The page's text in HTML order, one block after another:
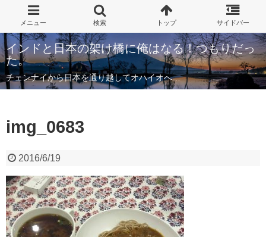
インドと日本の架け橋に俺はなる！つもりだっ
た。
チェンナイから日本を通り越してオハイオへ…
img_0683
2016/6/19